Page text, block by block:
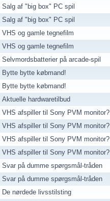
Salg af "big box" PC spil
Salg af "big box" PC spil
VHS og gamle tegnefilm
VHS og gamle tegnefilm
Selvmordsbatterier på arcade-spil
Bytte bytte købmand!
Bytte bytte købmand!
Aktuelle hardwaretilbud
VHS afspiller til Sony PVM monitor?
VHS afspiller til Sony PVM monitor?
VHS afspiller til Sony PVM monitor?
VHS afspiller til Sony PVM monitor?
Svar på dumme spørgsmål-tråden
Svar på dumme spørgsmål-tråden
De nørdede livsstilsting